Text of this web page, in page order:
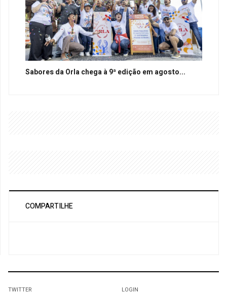
Sabores da Orla chega à 9ª edição em agosto...
COMPARTILHE
TWITTER LOGIN